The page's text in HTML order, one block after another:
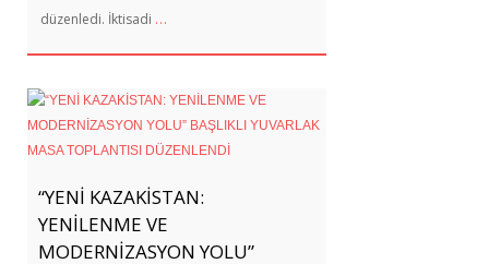
düzenledi. İktisadi …
“YENİ KAZAKİSTAN:
YENİLENME VE
MODERNİZASYON YOLU”